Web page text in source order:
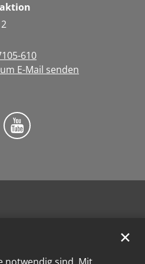
✕
610
E-Mail senden
auf Instragram
Trier auf Facebook
Bistum Trier auf